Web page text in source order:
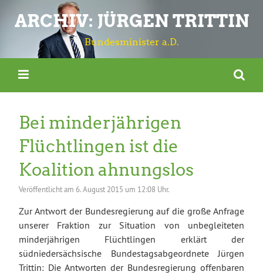
ARCHIV: JÜRGEN TRITTIN
Bundesminister a.D.
Bei minderjährigen
Flüchtlingen ist die
Koalition ahnungslos
Veröffentlicht am 6. August 2015 um 12:08 Uhr.
Zur Antwort der Bundesregierung auf die große Anfrage
unserer Fraktion zur Situation von unbegleiteten
minderjährigen Flüchtlingen erklärt der
südniedersächsische Bundestagsabgeordnete Jürgen
Trittin: Die Antworten der Bundesregierung offenbaren